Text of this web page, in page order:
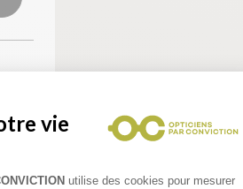
vie
du
utilise des cookies pour mesurer